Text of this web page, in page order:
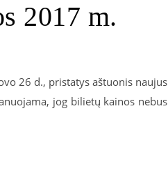
2017 m.
26 d., pristatys aštuonis naujus
jog bilietų kainos nebus